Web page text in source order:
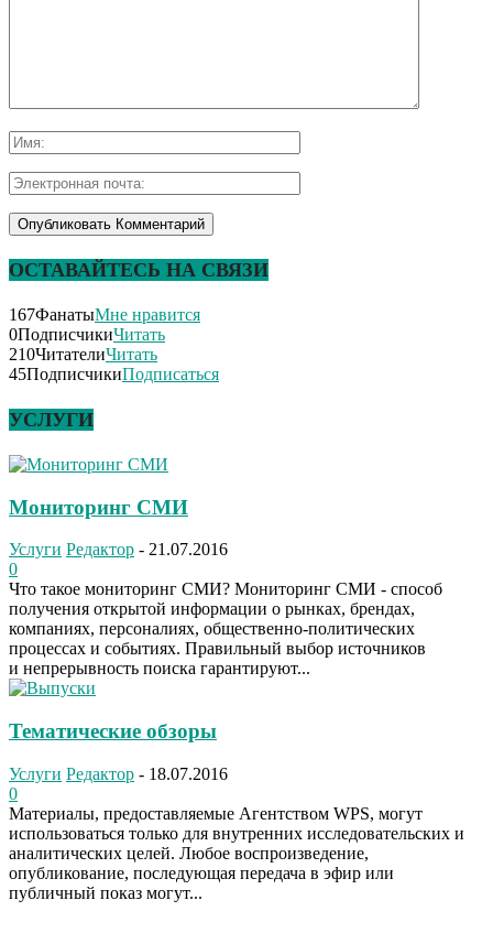
ОСТАВАЙТЕСЬ НА СВЯЗИ
167ФанатыМне нравится
0ПодписчикиЧитать
210ЧитателиЧитать
45ПодписчикиПодписаться
УСЛУГИ
Мониторинг СМИ
Услуги Редактор - 21.07.2016
0
Что такое мониторинг СМИ? Мониторинг СМИ - способ
получения открытой информации о рынках, брендах,
компаниях, персоналиях, общественно-политических
процессах и событиях. Правильный выбор источников
и непрерывность поиска гарантируют...
Тематические обзоры
Услуги Редактор - 18.07.2016
0
Материалы, предоставляемые Агентством WPS, могут
использоваться только для внутренних исследовательских и
аналитических целей. Любое воспроизведение,
опубликование, последующая передача в эфир или
публичный показ могут...